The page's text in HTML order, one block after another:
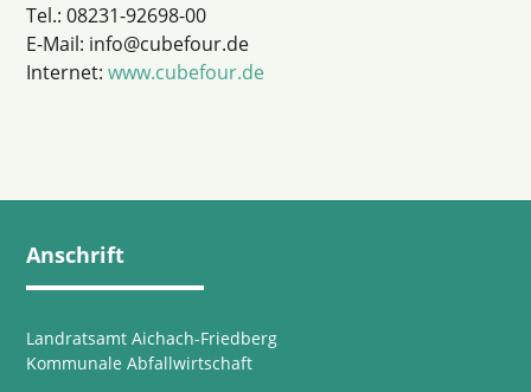
Tel.: 08231-92698-00
E-Mail: info@cubefour.de
Internet:www.cubefour.de
Anschrift
Landratsamt Aichach-Friedberg
Kommunale Abfallwirtschaft